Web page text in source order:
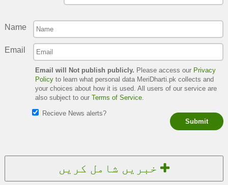
Name
Email
Email will Not publish publicly. Please access our Privacy
Policyto learn what personal data MeriDharti.pk collects and
your choices about how it is used. All users of our service are
also subject to our Terms of Service.
Recieve News alerts?
Submit
خبریں شامل کریں